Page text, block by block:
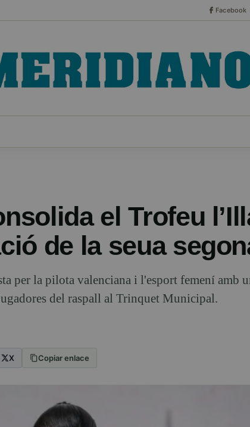
Facebook
el Trofeu
de la seua
per la pilota valenciana i l'esport femení amb
del raspall al Trinquet Municipal.
X Copiar enlace